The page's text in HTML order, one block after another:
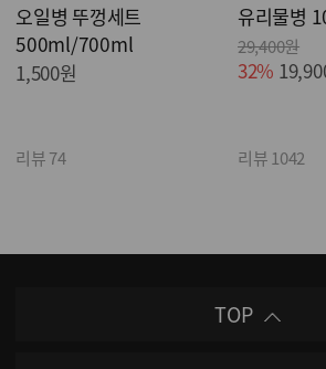
오일병 뚜껑세트
500ml/700ml
1,500원
리뷰 74
유리물병
29,400원
32%
리뷰 1042
TOP